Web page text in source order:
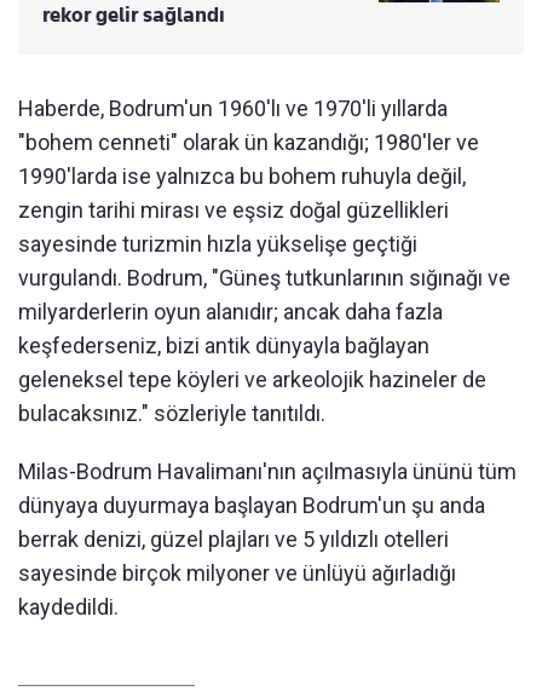
rekor gelir sağlandı
Haberde, Bodrum'un 1960'lı ve 1970'li yıllarda
"bohem cenneti" olarak ün kazandığı; 1980'ler ve
1990'larda ise yalnızca bu bohem ruhuyla değil,
zengin tarihi mirası ve eşsiz doğal güzellikleri
sayesinde turizmin hızla yükselişe geçtiği
vurgulandı. Bodrum, "Güneş tutkunlarının sığınağı ve
milyarderlerin oyun alanıdır; ancak daha fazla
keşfederseniz, bizi antik dünyayla bağlayan
geleneksel tepe köyleri ve arkeolojik hazineler de
bulacaksınız." sözleriyle tanıtı ldı.
Milas-Bodrum Havalimanı'nın açılmasıyla ününü tüm
dünyaya duyurmaya başlayan Bodrum'un şu anda
berrak denizi, güzel plajları ve 5 yıldızlı otelleri
sayesinde birçok milyoner ve ünlüyü ağırladığı
kaydedildi.